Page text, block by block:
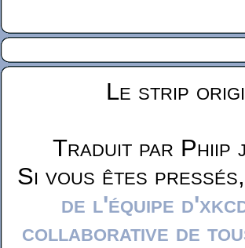
Le strip
Traduit par Phiip
Si vous êtes
de l'équipe
collaborative de